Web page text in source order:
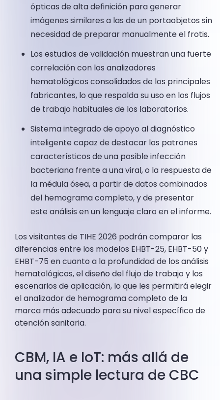
ópticas de alta definición para generar
imágenes similares a las de un portaobjetos sin
necesidad de preparar manualmente el frotis.
Los estudios de validación muestran una fuerte
correlación con los analizadores
hematológicos consolidados de los principales
fabricantes, lo que respalda su uso en los flujos
de trabajo habituales de los laboratorios.
Sistema integrado de apoyo al diagnóstico
inteligente capaz de destacar los patrones
característicos de una posible infección
bacteriana frente a una viral, o la respuesta de
la médula ósea, a partir de datos combinados
del hemograma completo, y de presentar
este análisis en un lenguaje claro en el informe.
Los visitantes de TIHE 2026 podrán comparar las
diferencias entre los modelos EHBT-25, EHBT-50 y
EHBT-75 en cuanto a la profundidad de los análisis
hematológicos, el diseño del flujo de trabajo y los
escenarios de aplicación, lo que les permitirá elegir
el analizador de hemograma completo de la
marca más adecuado para su nivel específico de
atención sanitaria.
CBM, IA e IoT: más allá de
una simple lectura de CBC